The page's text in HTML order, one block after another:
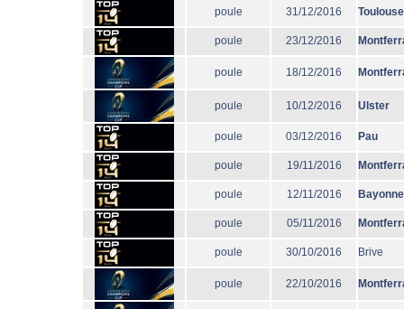
poule 31/12/2016 Toulouse
poule 23/12/2016
poule 18/12/2016
poule 10/12/2016 Ulster
poule 03/12/2016 Pau
poule 19/11/2016
poule 12/11/2016 Bayonne
poule 05/11/2016
poule 30/10/2016 Brive
poule 22/10/2016